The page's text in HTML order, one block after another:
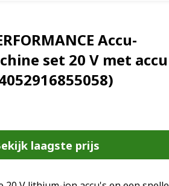
Accu-
set 20 V met accu
laagste prijs